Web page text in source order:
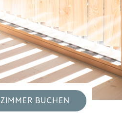
ZIMMER BUCHEN